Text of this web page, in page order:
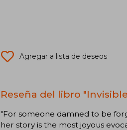
Agregar a lista de deseos
Reseña del libro
"For someone damned to be
her story is the most joyous